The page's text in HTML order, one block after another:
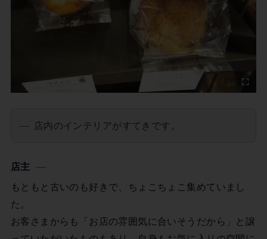
店内のインテリアがすてきです。
店主
もともと古いのも好きで、ちょこちょこ集めていまし
た。
お客さまからも「お店の雰囲気に合いそうだから」と譲